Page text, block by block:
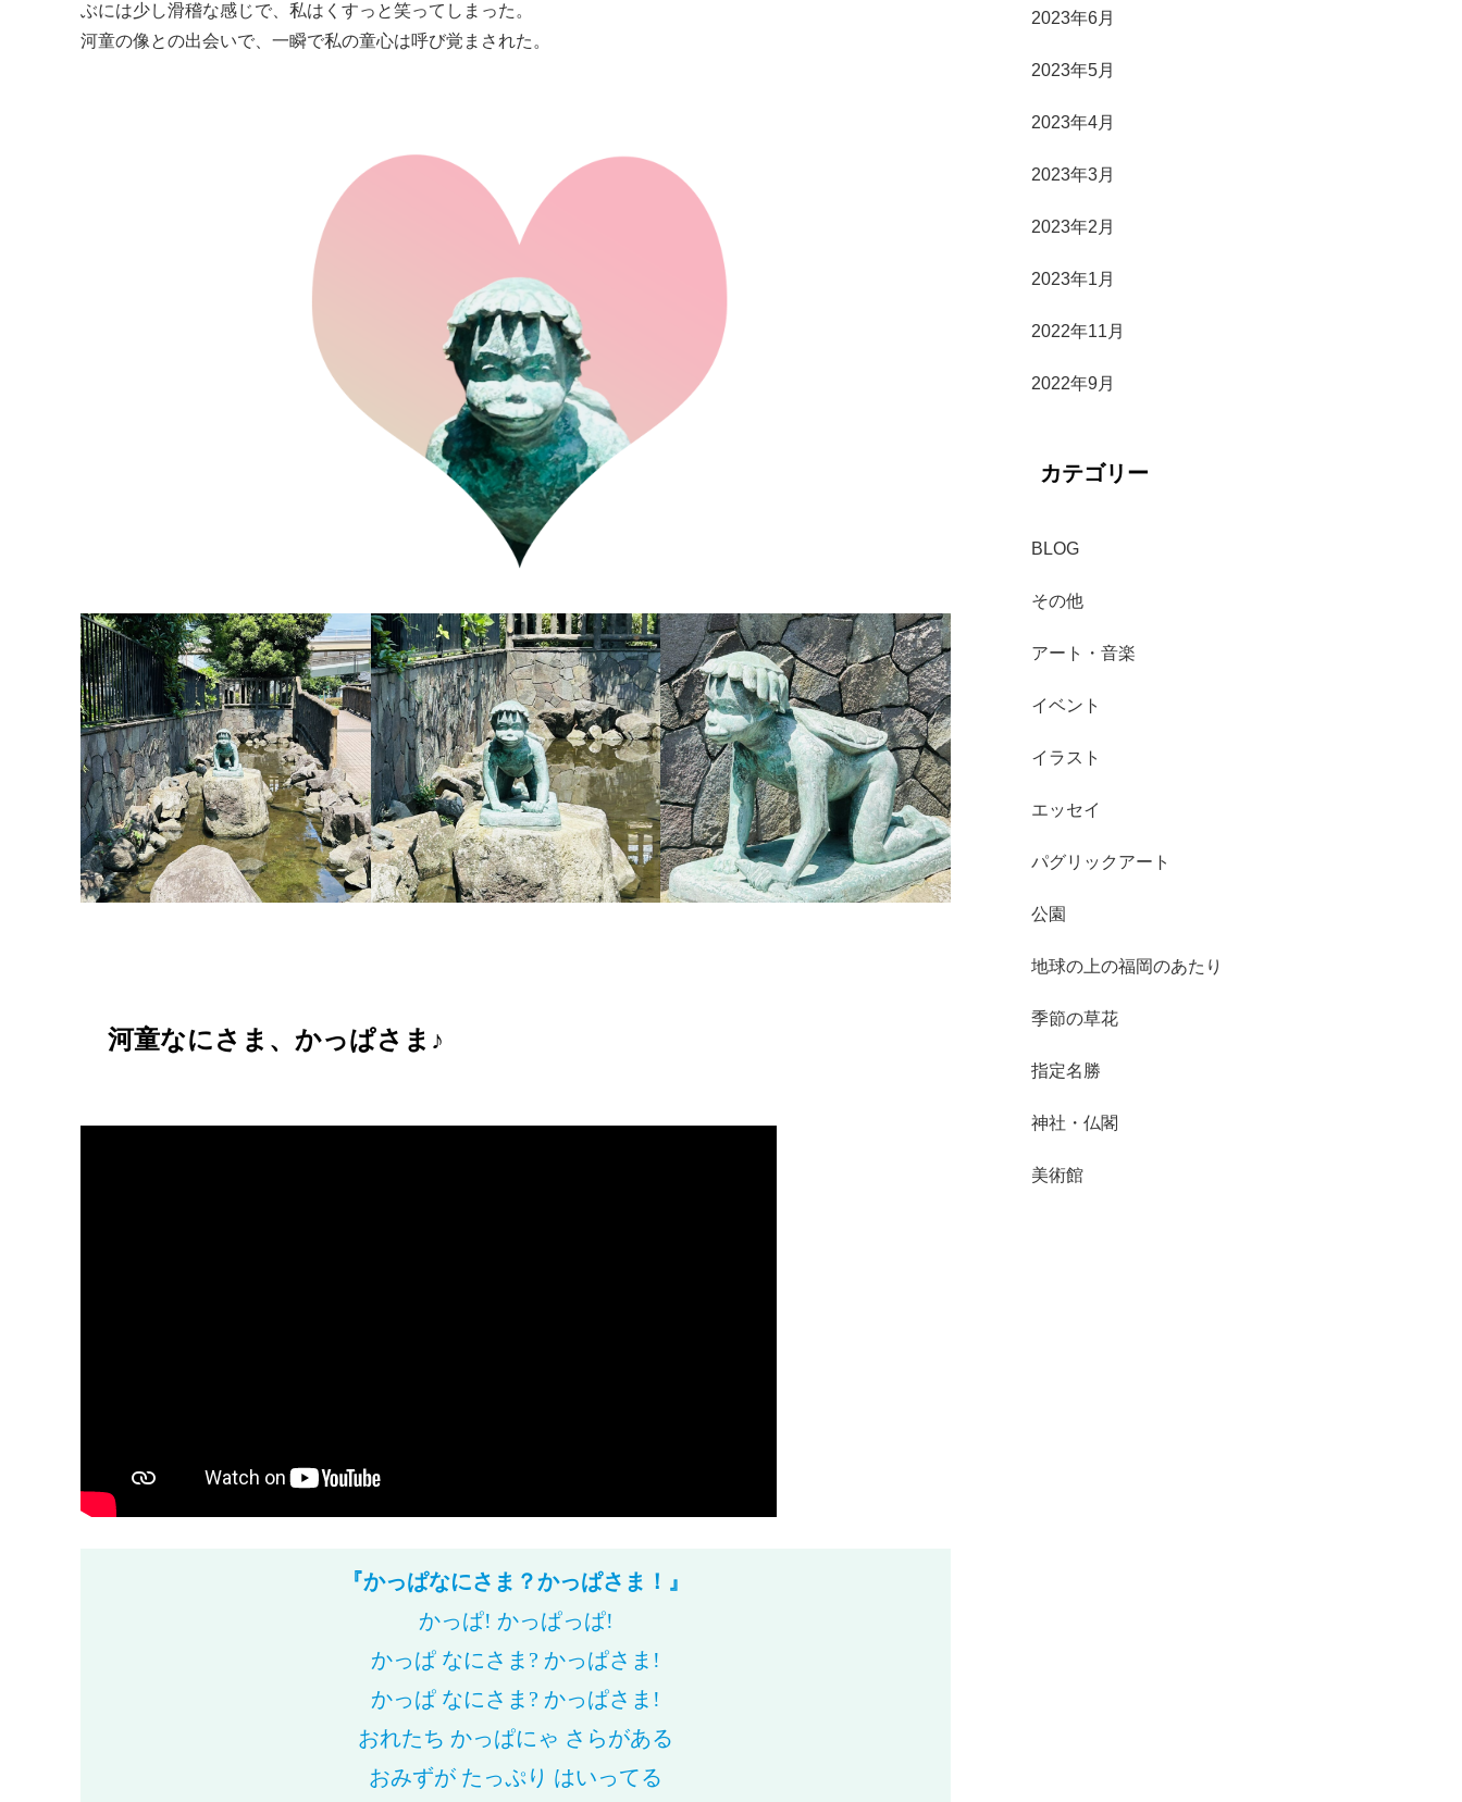
ぶには少し滑稽な感じで、私はくすっと笑ってしまった。
河童の像との出会いで、一瞬で私の童心は呼び覚まされた。
河童なにさま、かっぱさま♪
『かっぱなにさま？かっぱさま！』
かっぱ! かっぱっぱ!
かっぱ なにさま? かっぱさま!
かっぱ なにさま? かっぱさま!
おれたち かっぱにゃ さらがある
おみずが たっぷり はいってる
2023年6月
2023年5月
2023年4月
2023年3月
2023年2月
2023年1月
2022年11月
2022年9月
カテゴリー
BLOG
その他
アート・音楽
イベント
イラスト
エッセイ
パグリックアート
公園
地球の上の福岡のあたり
季節の草花
指定名勝
神社・仏閣
美術館